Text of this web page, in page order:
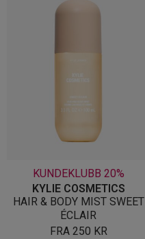
KUNDEKLUBB 20%
KYLIE COSMETICS
HAIR & BODY MIST SWEET
ÉCLAIR
FRA 250 KR